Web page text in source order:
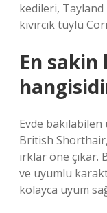
kedileri,
kıvırcık tüylü
En sakin
Evde bakılabilen
British
ırklar öne
ve uyumlu
kolayca uyum